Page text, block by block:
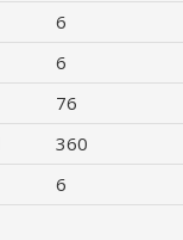
6
6
76
360
6